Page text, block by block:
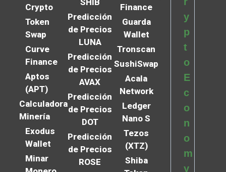
Crypto
Token
Swap
Curve
Finance
Aptos
(APT)
Calculadora
Minería
Exodus
Wallet
Minar
SHIB
Predicción
de Precios
LUNA
Predicción
de Precios
AVAX
Predicción
de Precios
DOT
Predicción
de Precios
ROSE
Finance
Guarda
Wallet
Tronscan
SushiSwap
Acala
Network
Ledger
Nano S
Tezos
(XTZ)
Shiba
y
p
t
o
E
c
o
n
o
m
y